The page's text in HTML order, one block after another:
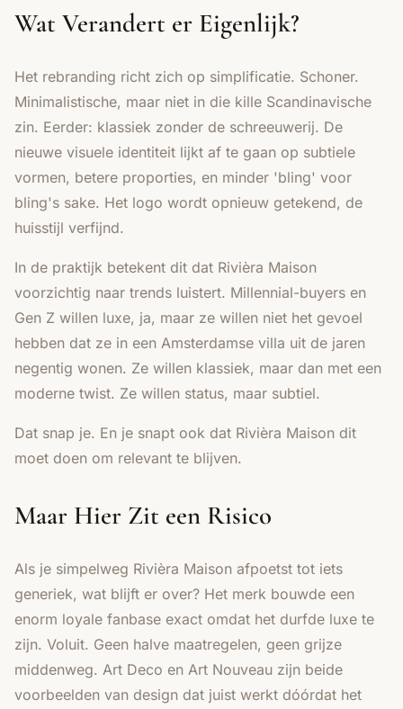
Wat Verandert er Eigenlijk?
Het rebranding richt zich op simplificatie. Schoner.
Minimalistische, maar niet in die kille Scandinavische
zin. Eerder: klassiek zonder de schreeuwerij. De
nieuwe visuele identiteit lijkt af te gaan op subtiele
vormen, betere proporties, en minder 'bling' voor
bling's sake. Het logo wordt opnieuw getekend, de
huisstijl verfijnd.
In de praktijk betekent dit dat Rivièra Maison
voorzichtig naar trends luistert. Millennial-buyers en
Gen Z willen luxe, ja, maar ze willen niet het gevoel
hebben dat ze in een Amsterdamse villa uit de jaren
negentig wonen. Ze willen klassiek, maar dan met een
moderne twist. Ze willen status, maar subtiel.
Dat snap je. En je snapt ook dat Rivièra Maison dit
moet doen om relevant te blijven.
Maar Hier Zit een Risico
Als je simpelweg Rivièra Maison afpoetst tot iets
generiek, wat blijft er over? Het merk bouwde een
enorm loyale fanbase exact omdat het durfde luxe te
zijn. Voluit. Geen halve maatregelen, geen grijze
middenweg. Art Deco en Art Nouveau zijn beide
voorbeelden van design dat juist werkt dóórdat het